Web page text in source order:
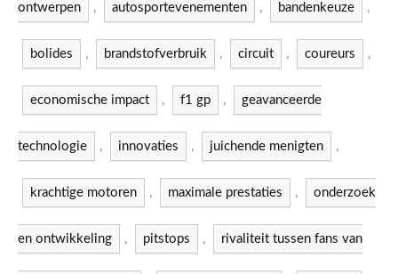
ontwerpen , autosportevenementen , bandenkeuze ,
bolides , brandstofverbruik , circuit , coureurs ,
economische impact , f1 gp , geavanceerde
technologie , innovaties , juichende menigten ,
krachtige motoren , maximale prestaties , onderzoek
en ontwikkeling , pitstops , rivaliteit tussen fans van